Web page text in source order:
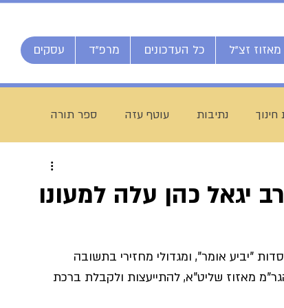
זצ"ל כל העדכונים מרפ"ד עסקים
נתיבות עוטף עזה ספר תורה
הרב אליהו ענקרי
מאזוז רשת הכוללים "רצופות" ישיבת כסא רחמים
כהן עלה למעונו
"יביע אומר", ומגדולי מחזירי בתשובה
מאזוז שליט"א, להתייעצות ולקבלת ברכת